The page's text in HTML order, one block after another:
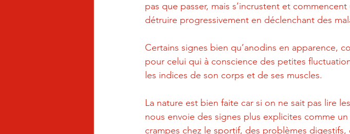
pas que passer, mais s’incrustent et
détruire progressivement en déclenchant des
Certains signes bien qu’anodins en apparence,
pour celui qui à conscience des petites
les indices de son corps et de ses muscles.
La nature est bien faite car si on ne sait pas lire
nous envoie des signes plus explicites comme
crampes chez le sportif, des problèmes